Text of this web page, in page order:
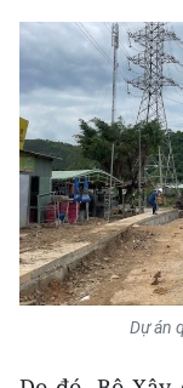
Media Kinh tế
Media Văn hóa
Media Xã hội
Media Pháp
Media Du lịch
Media Thế giới
Dự án